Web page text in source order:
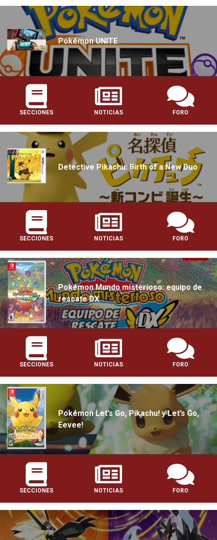
Pokémon UNITE
SECCIONES NOTICIAS FORO
Detective Pikachu: Birth of a New Duo
SECCIONES NOTICIAS FORO
Pokémon Mundo misterioso: equipo de
rescate DX
SECCIONES NOTICIAS FORO
Pokémon Let’s Go, Pikachu! y Let’s Go,
Eevee!
SECCIONES NOTICIAS FORO